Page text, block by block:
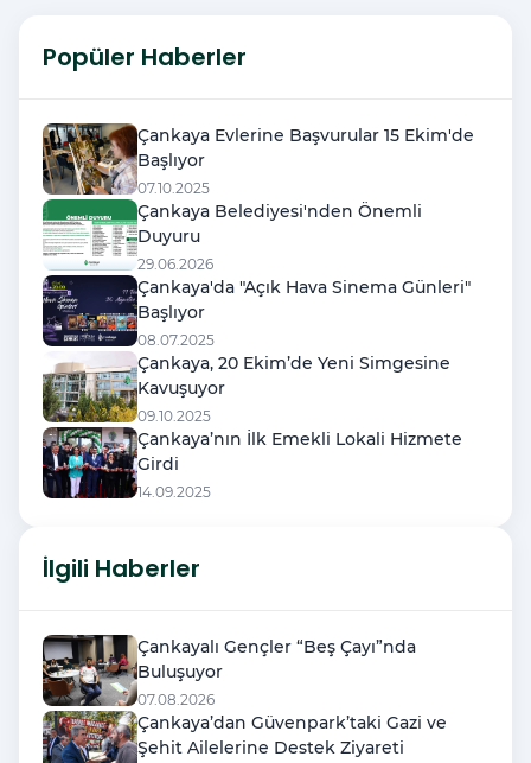
Popüler Haberler
Çankaya Evlerine Başvurular 15 Ekim'de
Başlıyor
07.10.2025
Çankaya Belediyesi'nden Önemli
Duyuru
29.06.2026
Çankaya'da "Açık Hava Sinema Günleri"
Başlıyor
08.07.2025
Çankaya, 20 Ekim’de Yeni Simgesine
Kavuşuyor
09.10.2025
Çankaya’nın İlk Emekli Lokali Hizmete
Girdi
14.09.2025
İlgili Haberler
Çankayalı Gençler “Beş Çayı”nda
Buluşuyor
07.08.2026
Çankaya’dan Güvenpark’taki Gazi ve
Şehit Ailelerine Destek Ziyareti